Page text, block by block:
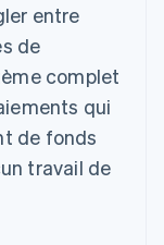
entre
de
complet
qui
de fonds
travail de